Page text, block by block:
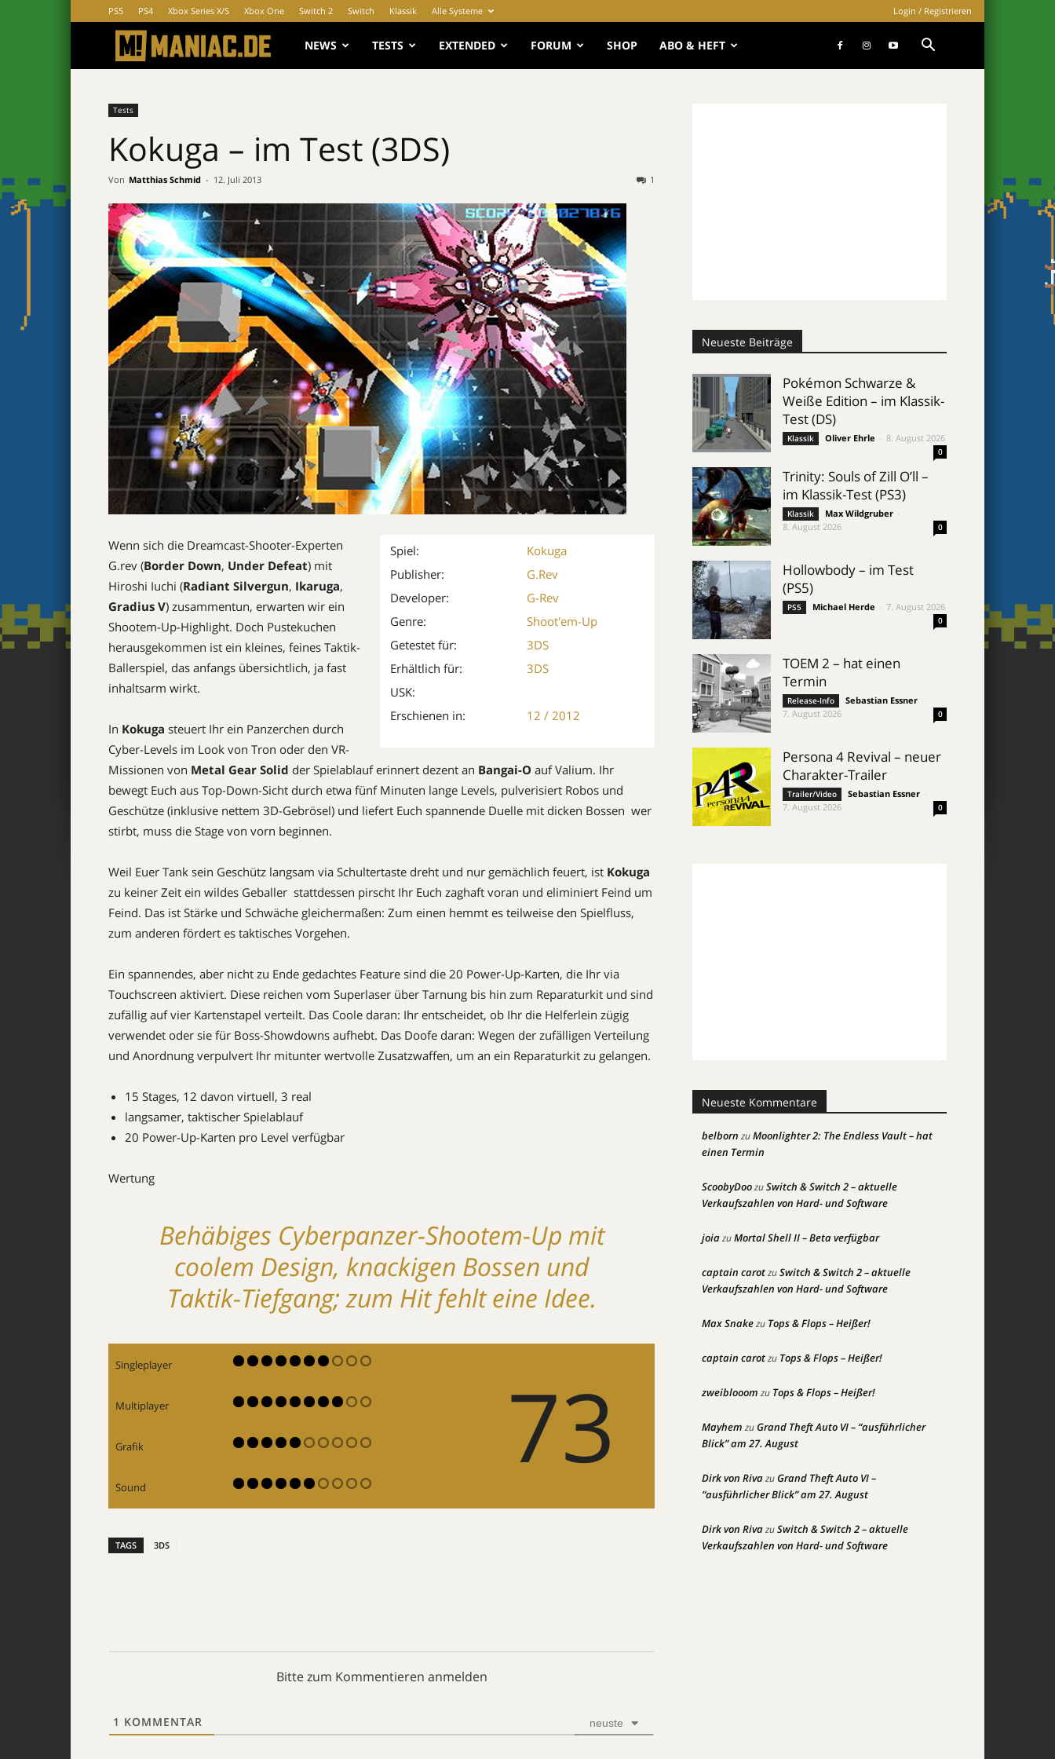
PS5 PS4 Xbox Series X/S Xbox One Switch 2 Switch Klassik Alle Systeme Login / Registrieren
MANIAC.de
NEWS TESTS EXTENDED FORUM SHOP ABO & HEFT
Tests
Kokuga – im Test (3DS)
Von Matthias Schmid - 12. Juli 2013 1
Spiel:
Kokuga
Publisher:
G.Rev
Developer:
G-Rev
Genre:
Shoot'em-Up
Getestet für:
3DS
Erhältlich für:
3DS
USK:
Erschienen in:
12 / 2012
Wenn sich die Dreamcast-Shooter-Experten
G.rev (Border Down, Under Defeat) mit
Hiroshi Iuchi (Radiant Silvergun, Ikaruga,
Gradius V) zusammentun, erwarten wir ein
Shootem-Up-Highlight. Doch Pustekuchen 
herausgekommen ist ein kleines, feines Taktik-
Ballerspiel, das anfangs übersichtlich, ja fast
inhaltsarm wirkt.
In Kokuga steuert Ihr ein Panzerchen durch
Cyber-Levels im Look von Tron oder den VR-
Missionen von Metal Gear Solid der Spielablauf erinnert dezent an Bangai-O auf Valium. Ihr
bewegt Euch aus Top-Down-Sicht durch etwa fünf Minuten lange Levels, pulverisiert Robos und
Geschütze (inklusive nettem 3D-Gebrösel) und liefert Euch spannende Duelle mit dicken Bossen  wer
stirbt, muss die Stage von vorn beginnen.
Weil Euer Tank sein Geschütz langsam via Schultertaste dreht und nur gemächlich feuert, ist Kokuga
zu keiner Zeit ein wildes Geballer  stattdessen pirscht Ihr Euch zaghaft voran und eliminiert Feind um
Feind. Das ist Stärke und Schwäche gleichermaßen: Zum einen hemmt es teilweise den Spielfluss,
zum anderen fördert es taktisches Vorgehen.
Ein spannendes, aber nicht zu Ende gedachtes Feature sind die 20 Power-Up-Karten, die Ihr via
Touchscreen aktiviert. Diese reichen vom Superlaser über Tarnung bis hin zum Reparaturkit und sind
zufällig auf vier Kartenstapel verteilt. Das Coole daran: Ihr entscheidet, ob Ihr die Helferlein zügig
verwendet oder sie für Boss-Showdowns aufhebt. Das Doofe daran: Wegen der zufälligen Verteilung
und Anordnung verpulvert Ihr mitunter wertvolle Zusatzwaffen, um an ein Reparaturkit zu gelangen.
15 Stages, 12 davon virtuell, 3 real
langsamer, taktischer Spielablauf
20 Power-Up-Karten pro Level verfügbar
Wertung
Behäbiges Cyberpanzer-Shootem-Up mit
coolem Design, knackigen Bossen und
Taktik-Tiefgang; zum Hit fehlt eine Idee.
Singleplayer 73
Multiplayer
Grafik
Sound
TAGS 3DS
Bitte zum Kommentieren anmelden
1 KOMMENTAR neuste
Neueste Beiträge
Pokémon Schwarze &
Weiße Edition – im Klassik-
Test (DS)
Klassik Oliver Ehrle 8. August 2026
0
Trinity: Souls of Zill O’ll –
im Klassik-Test (PS3)
Klassik Max Wildgruber
8. August 2026
0
Hollowbody – im Test
(PS5)
PS5 Michael Herde 7. August 2026
0
TOEM 2 – hat einen
Termin
Release-Info Sebastian Essner
7. August 2026
0
Persona 4 Revival – neuer
Charakter-Trailer
Trailer/Video Sebastian Essner
7. August 2026
0
Neueste Kommentare
belborn zuMoonlighter 2: The Endless Vault – hat
einen Termin
ScoobyDoozuSwitch & Switch 2 – aktuelle
Verkaufszahlen von Hard- und Software
joiazuMortal Shell II – Beta verfügbar
captain carotzuSwitch & Switch 2 – aktuelle
Verkaufszahlen von Hard- und Software
Max Snakezu Tops & Flops – Heißer!
captain carotzu Tops & Flops – Heißer!
zweiblooom zu Tops & Flops – Heißer!
Mayhem zuGrand Theft Auto VI – “ausführlicher
Blick” am 27. August
Dirk von RivazuGrand Theft Auto VI –
“ausführlicher Blick” am 27. August
Dirk von RivazuSwitch & Switch 2 – aktuelle
Verkaufszahlen von Hard- und Software